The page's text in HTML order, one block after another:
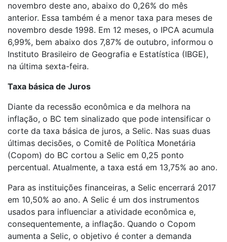
novembro deste ano, abaixo do 0,26% do mês
anterior. Essa também é a menor taxa para meses de
novembro desde 1998. Em 12 meses, o IPCA acumula
6,99%, bem abaixo dos 7,87% de outubro, informou o
Instituto Brasileiro de Geografia e Estatística (IBGE),
na última sexta-feira.
Taxa básica de Juros
Diante da recessão econômica e da melhora na
inflação, o BC tem sinalizado que pode intensificar o
corte da taxa básica de juros, a Selic. Nas suas duas
últimas decisões, o Comitê de Política Monetária
(Copom) do BC cortou a Selic em 0,25 ponto
percentual. Atualmente, a taxa está em 13,75% ao ano.
Para as instituições financeiras, a Selic encerrará 2017
em 10,50% ao ano. A Selic é um dos instrumentos
usados para influenciar a atividade econômica e,
consequentemente, a inflação. Quando o Copom
aumenta a Selic, o objetivo é conter a demanda